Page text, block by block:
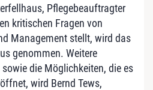
Pflegebeauftragter
kritischen Fragen von
Management stellt, wird das
genommen. Weitere
die Möglichkeiten, die es
wird Bernd Tews,